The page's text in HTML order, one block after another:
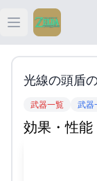
Open main menu
光線の頭盾
武器一覧 武器
効果・性能